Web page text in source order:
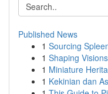
Published News
1 Sourcing
1 Shaping
1 Miniature
1 Kekinian dan